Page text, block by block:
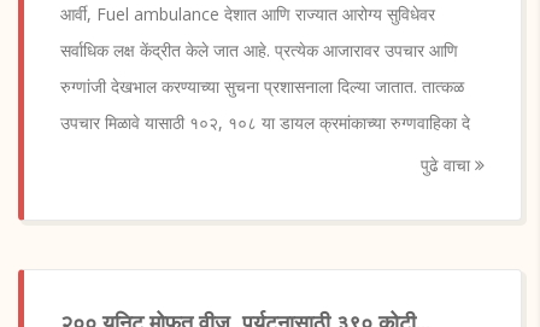
आर्वी, Fuel ambulance देशात आणि राज्यात आरोग्य सुविधेवर
सर्वाधिक लक्ष केंद्रीत केले जात आहे. प्रत्येक आजारावर उपचार आणि
रुग्णांजी देखभाल करण्याच्या सुचना प्रशासनाला दिल्या जातात. तात्कळ
उपचार मिळावे यासाठी १०२, १०८ या डायल क्रमांकाच्या रुग्णवाहिका दे
पुढे वाचा